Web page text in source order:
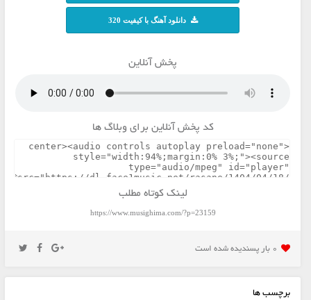
دانلود آهنگ با کیفیت 320
پخش آنلاین
کد پخش آنلاین برای وبلاگ ها
لینک کوتاه مطلب
https://www.musighima.com/?p=23159
0 بار پسنديده شده است
برچسب ها